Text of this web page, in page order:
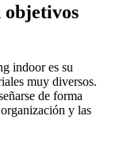
objetivos
indoor es su
muy diversos.
de forma
y las